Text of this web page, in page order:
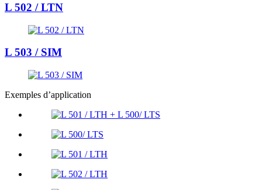
L 502 / LTN
L 503 / SIM
Exemples d’application